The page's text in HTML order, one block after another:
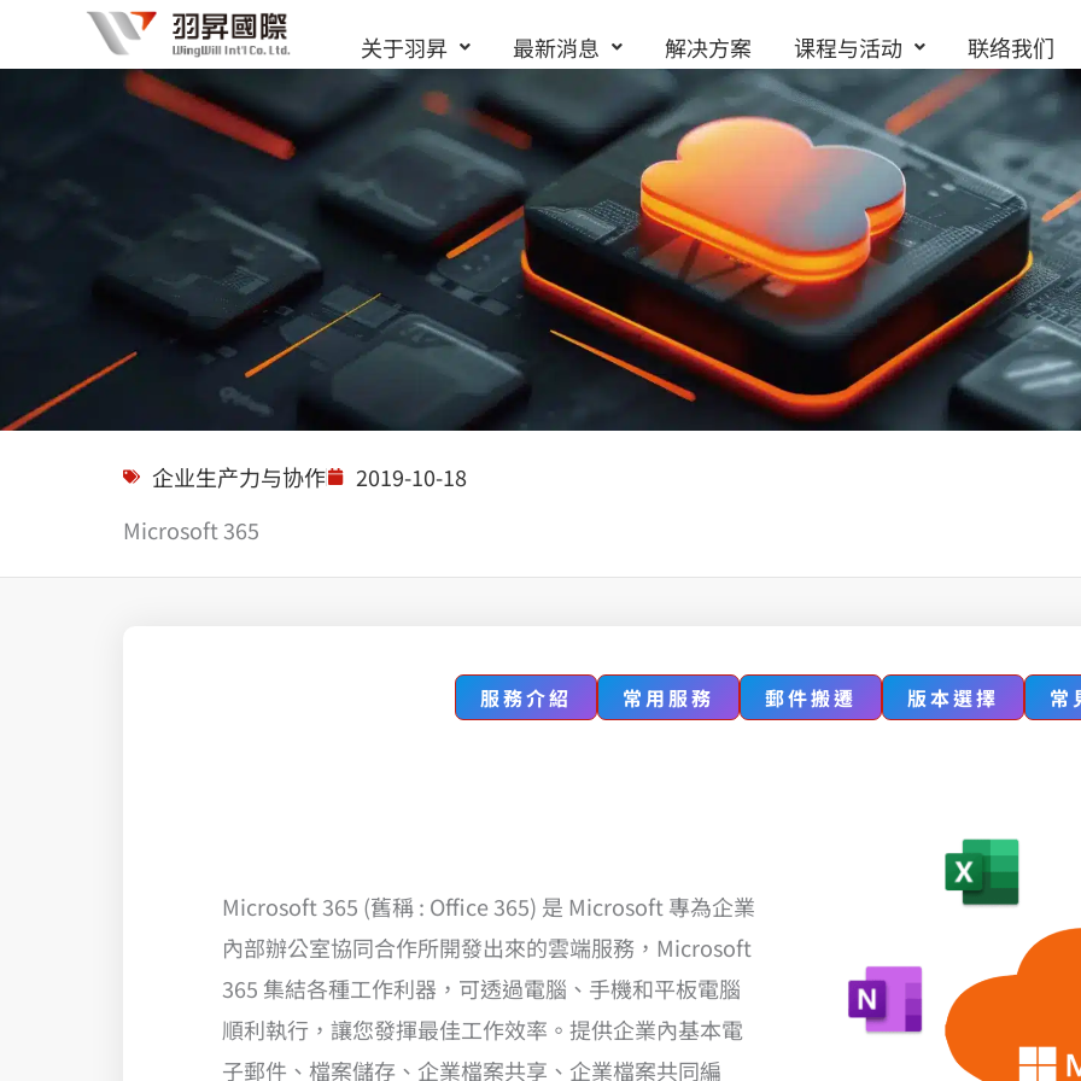
至
关于羽昇 最新消息 解决方案 课程与活动 联络我们
解决方案
企业生产力与协作
2019-10-18
Microsoft 365
服務介紹 常用服務 郵件搬遷 版本選擇 常
Microsoft 365 (舊稱 : Office 365) 是 Microsoft 專為企業
內部辦公室協同合作所開發出來的雲端服務，Microsoft
365 集結各種工作利器，可透過電腦、手機和平板電腦
順利執行，讓您發揮最佳工作效率。提供企業內基本電
子郵件、檔案儲存、企業檔案共享、企業檔案共同編